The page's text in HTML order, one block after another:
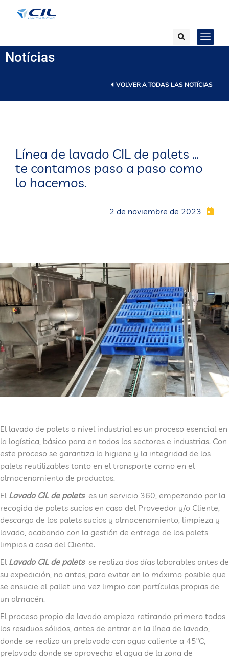
Notícias
VOLVER A TODAS LAS NOTÍCIAS
Línea de lavado CIL de palets …
te contamos paso a paso como
lo hacemos.
2 de noviembre de 2023
El lavado de palets a nivel industrial es un proceso esencial en
la logística, básico para en todos los sectores e industrias. Con
este proceso se garantiza la higiene y la integridad de los
palets reutilizables tanto en el transporte como en el
almacenamiento de productos.
El Lavado CIL de paletses un servicio 360, empezando por la
recogida de palets sucios en casa del Proveedor y/o Cliente,
descarga de los palets sucios y almacenamiento, limpieza y
lavado, acabando con la gestión de entrega de los palets
limpios a casa del Cliente.
El Lavado CIL de paletsse realiza dos días laborables antes de
su expedición, no antes, para evitar en lo máximo posible que
se ensucie el pallet una vez limpio con partículas propias de
un almacén.
El proceso propio de lavado empieza retirando primero todos
los residuos sólidos, antes de entrar en la línea de lavado,
donde se realiza un prelavado con agua caliente a 45ºC,
prelavado donde se aprovecha el agua de la zona de